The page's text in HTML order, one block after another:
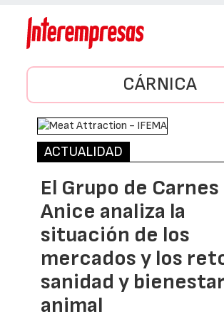
CÁRNICA
ACTUALIDAD
El Grupo de Carnes
Anice analiza la
situación de los
mercados y los
sanidad y bienestar
animal